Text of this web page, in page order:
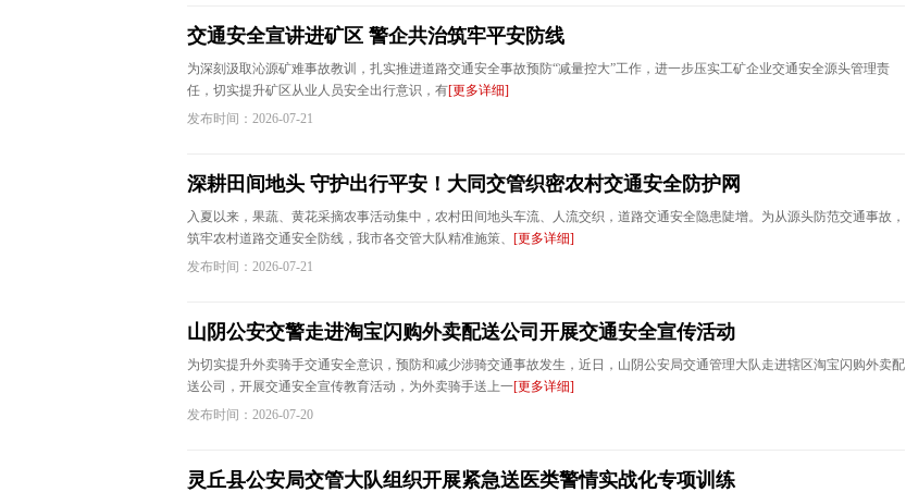
交通安全宣讲进矿区 警企共治筑牢平安防线
为深刻汲取沁源矿难事故教训，扎实推进道路交通安全事故预防“减量控大”工作，进一步压实工矿企业交通安全源头管理责
任，切实提升矿区从业人员安全出行意识，有[更多详细]
发布时间：2026-07-21
深耕田间地头 守护出行平安！大同交管织密农村交通安全防护网
入夏以来，果蔬、黄花采摘农事活动集中，农村田间地头车流、人流交织，道路交通安全隐患陡增。为从源头防范交通事故，
筑牢农村道路交通安全防线，我市各交管大队精准施策、 [更多详细]
发布时间：2026-07-21
山阴公安交警走进淘宝闪购外卖配送公司开展交通安全宣传活动
为切实提升外卖骑手交通安全意识，预防和减少涉骑交通事故发生，近日，山阴公安局交通管理大队走进辖区淘宝闪购外卖配
送公司，开展交通安全宣传教育活动，为外卖骑手送上一[更多详细]
发布时间：2026-07-20
灵丘县公安局交管大队组织开展紧急送医类警情实战化专项训练